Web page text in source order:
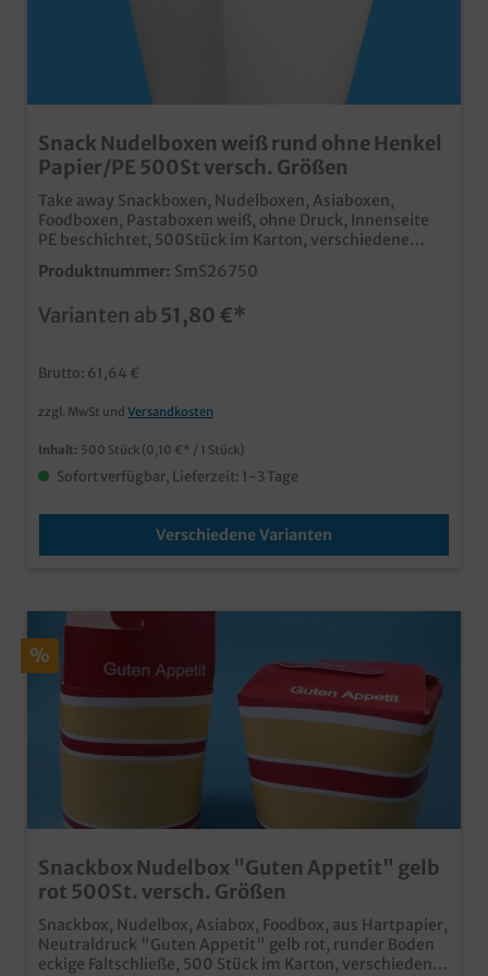
Snack Nudelboxen weiß rund ohne Henkel
Papier/PE 500St versch. Größen
Take away Snackboxen, Nudelboxen, Asiaboxen,
Foodboxen, Pastaboxen weiß, ohne Druck, Innenseite
PE beschichtet, 500Stück im Karton, verschiedene
Größen gemäß Auswahl 16oz/500ml; 26oz/750ml zur
Auswahl Heben Sie Ihren Lieferdienst oder Ihr Essen
Hochwertige Snackbox aus Hartpapier Runder Boden,
Gerichte, Pommes, usw. auch in Ihrem Wunschmotiv
Produktnummer: SmS26750
Varianten ab 51,80 €*
Brutto: 61,64 €
zzgl. MwSt und Versandkosten
Inhalt: 500 Stück (0,10 €* / 1 Stück)
Sofort verfügbar, Lieferzeit: 1-3 Tage
Verschiedene Varianten
%
Snackbox Nudelbox "Guten Appetit" gelb
rot 500St. versch. Größen
Snackbox, Nudelbox, Asiabox, Foodbox, aus Hartpapier,
Neutraldruck "Guten Appetit" gelb rot, runder Boden
eckige Faltschließe, 500 Stück im Karton, verschiedene